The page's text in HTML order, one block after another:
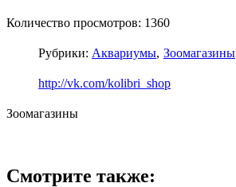
Количество просмотров: 1360
Рубрики: Аквариумы Зоомагазины
http://vk.com/kolibri_shop
Зоомагазины
Смотрите также: